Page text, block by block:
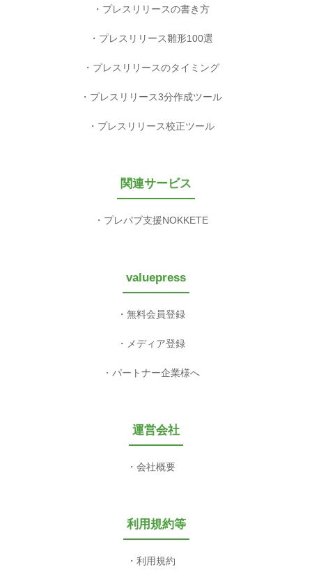
プレスリリースの書き方
プレスリリース雛形100選
プレスリリースのタイミング
プレスリリース3分作成ツール
プレスリリース校正ツール
関連サービス
プレパブ支援NOKKETE
valuepress
無料会員登録
メディア登録
パートナー企業様へ
運営会社
会社概要
利用規約等
利用規約